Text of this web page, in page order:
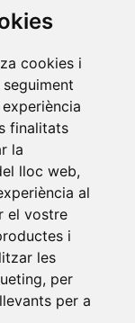
cookies i
finalitats
la
lloc web,
al
el vostre
i
les
, per
per a
d'Alacant
de
•
de Girona•
Universitat
Jaume I
Hernández
•Universitat
Politècnica de
València •